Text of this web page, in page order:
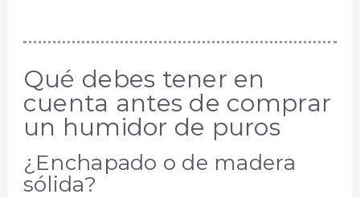
Qué debes tener en
cuenta antes de comprar
un humidor de puros
¿Enchapado o de madera
sólida?